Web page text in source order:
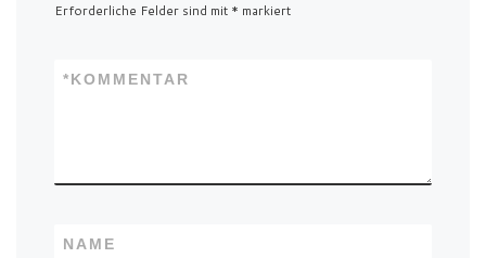
Erforderliche Felder sind mit * markiert
KOMMENTAR
*
NAME